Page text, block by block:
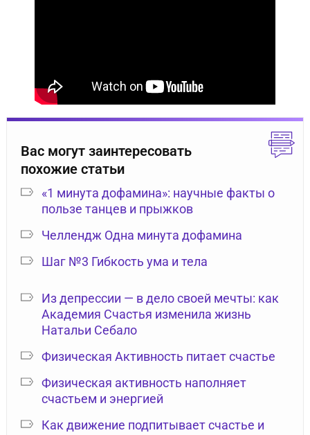
Вас могут заинтересовать
похожие статьи
«1 минута дофамина»: научные факты о
пользе танцев и прыжков
Челлендж Одна минута дофамина
Шаг №3 Гибкость ума и тела
Из депрессии — в дело своей мечты: как
Академия Счастья изменила жизнь
Натальи Себало
Физическая Активность питает счастье
Физическая активность наполняет
счастьем и энергией
Как движение подпитывает счастье и